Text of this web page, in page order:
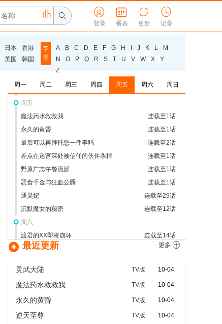
日本
香港
美国 韩国
字
母
A B C D E F G H J K L
M
N
O P Q R S T U V W X
Y
Z

登录

番表

更新

记录


周一 周二 周三 周四 周五 周六 周日
连载至5话
为你着迷
连载至24话
外星人姆姆
连载至11话
忍者与杀手二人组的日常生活
连载至11话
这是你与我的最后战场，或是开创世界的圣战
连载至4话
瞬间治疗却被视为无用而被流放的天才治疗
师，以暗黑治疗师的身份幸福地生活着
周五
连载至1话
魔法药水救救我
连载至1话
永久的黄昏
连载至2话
最后可以再拜托您一件事吗
连载至1话
差点在迷宫深处被信任的伙伴杀掉
连载至1话
野原广志午餐流派
连载至1话
恶食千金与狂血公爵
连载至29话
通灵妃
连载至12话
沉默魔女的秘密
周六
连载至14话
渡君的XX即将崩坏
连载至1话
娑婆气
拔作岛
连载至12话
薰香花朵凛然绽放
连载至23话
真･武士传 剑勇传说
连载至12话
破烂千金被姐姐的原婚约者溺爱着
更多 
 最近更新
10-04
灵武大陆 TV版
10-04
魔法药水救救我 TV版
10-04
永久的黄昏 TV版
10-04
逆天至尊 TV版